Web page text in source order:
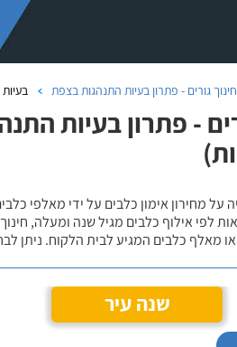
חינוך גורים - פתרון בעיות התנהגות בצפת
- פתרון בעיות
על מחירון אימון כלבים על ידי מאלפי
לפי אילוף כלבים מגיל שנה ומעלה,
מאלף כלבים המגיע לבית הלקוח. ניתן
שנה עיר